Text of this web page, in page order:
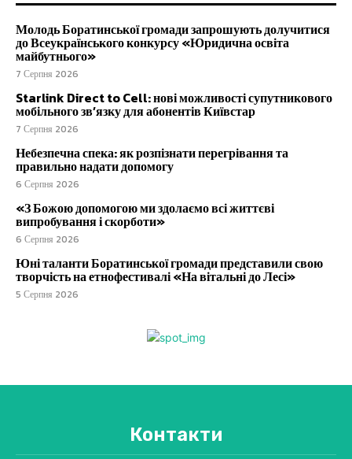
Молодь Боратинської громади запрошують долучитися
до Всеукраїнського конкурсу «Юридична освіта
майбутнього»
7 Серпня 2026
Starlink Direct to Cell: нові можливості супутникового
мобільного зв’язку для абонентів Київстар
7 Серпня 2026
Небезпечна спека: як розпізнати перегрівання та
правильно надати допомогу
6 Серпня 2026
«З Божою допомогою ми здолаємо всі життєві
випробування і скорботи»
6 Серпня 2026
Юні таланти Боратинської громади представили свою
творчість на етнофестивалі «На вітальні до Лесі»
5 Серпня 2026
Контакти